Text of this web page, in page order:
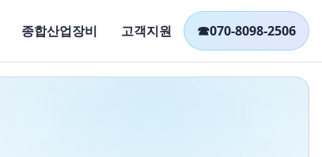
종합산업장비 고객지원 ☎070-8098-2506